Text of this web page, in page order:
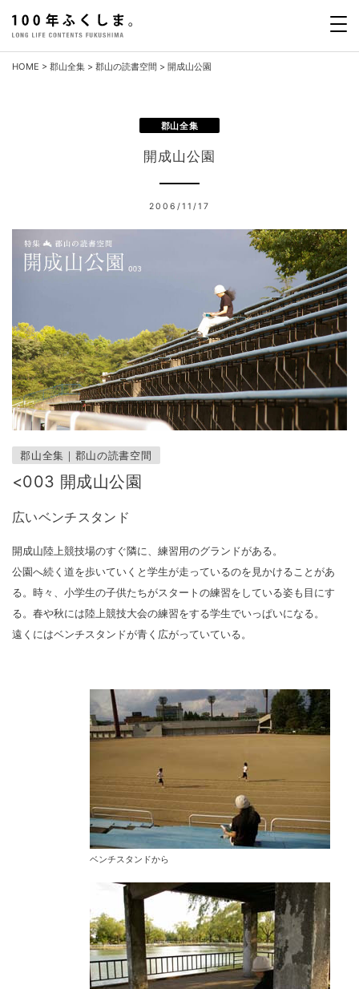
content
HOME > 郡山全集 > 郡山の読書空間 > 開成山公園
郡山全集
開成山公園
2006/11/17
郡山全集｜郡山の読書空間
<003 開成山公園
広いベンチスタンド
開成山陸上競技場のすぐ隣に、練習用のグランドがある。
公園へ続く道を歩いていくと学生が走っているのを見かけることがあ
る。時々、小学生の子供たちがスタートの練習をしている姿も目にす
る。春や秋には陸上競技大会の練習をする学生でいっぱいになる。
遠くにはベンチスタンドが青く広がっていている。
ベンチスタンドから